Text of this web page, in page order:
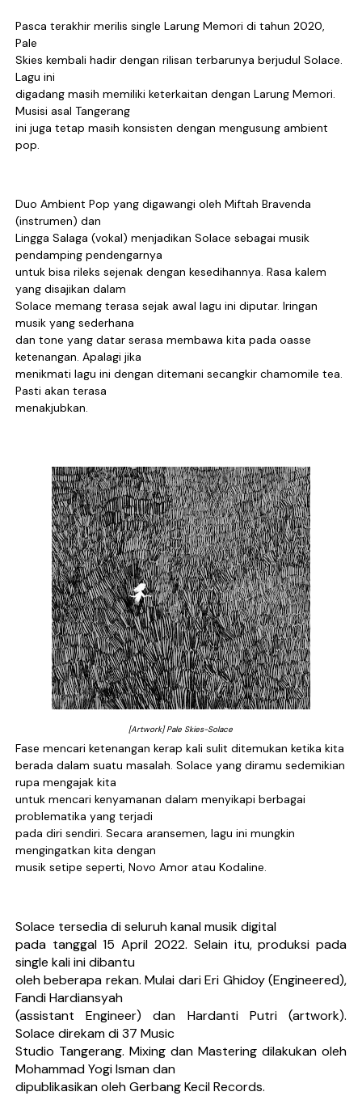
Tiga Dekade Brutalitas: Vomepotro Bangkit Kembali
DESERVE Lepaskan Amarah dan Kritik Sosial Lewat
Georgia Querer Menyimpan Memori yang Tak Mau
TIGATITIK Buka Perjalanan dengan “Kau Yang
Pasca terakhir merilis single Larung Memori di tahun 2020,
Pale
Skies kembali hadir dengan rilisan terbarunya berjudul Solace.
Lagu ini
digadang masih memiliki keterkaitan dengan Larung Memori.
Musisi asal Tangerang
ini juga tetap masih konsisten dengan mengusung ambient
pop.
Duo Ambient Pop yang digawangi oleh Miftah Bravenda
(instrumen) dan
Lingga Salaga (vokal) menjadikan Solace sebagai musik
pendamping pendengarnya
untuk bisa rileks sejenak dengan kesedihannya. Rasa kalem
yang disajikan dalam
Solace memang terasa sejak awal lagu ini diputar. Iringan
musik yang sederhana
dan tone yang datar serasa membawa kita pada oasse
ketenangan. Apalagi jika
menikmati lagu ini dengan ditemani secangkir chamomile tea.
Pasti akan terasa
menakjubkan.
[Artwork] Pale Skies-Solace
Fase mencari ketenangan kerap kali sulit ditemukan ketika kita
berada dalam suatu masalah. Solace yang diramu sedemikian
rupa mengajak kita
untuk mencari kenyamanan dalam menyikapi berbagai
problematika yang terjadi
pada diri sendiri. Secara aransemen, lagu ini mungkin
mengingatkan kita dengan
musik setipe seperti, Novo Amor atau Kodaline.
Solace tersedia di seluruh kanal musik digital
pada tanggal 15 April 2022. Selain itu, produksi pada
single kali ini dibantu
oleh beberapa rekan. Mulai dari Eri Ghidoy (Engineered),
Fandi Hardiansyah
(assistant Engineer) dan Hardanti Putri (artwork).
Solace direkam di 37 Music
Studio Tangerang. Mixing dan Mastering dilakukan oleh
Mohammad Yogi Isman dan
dipublikasikan oleh Gerbang Kecil Records.